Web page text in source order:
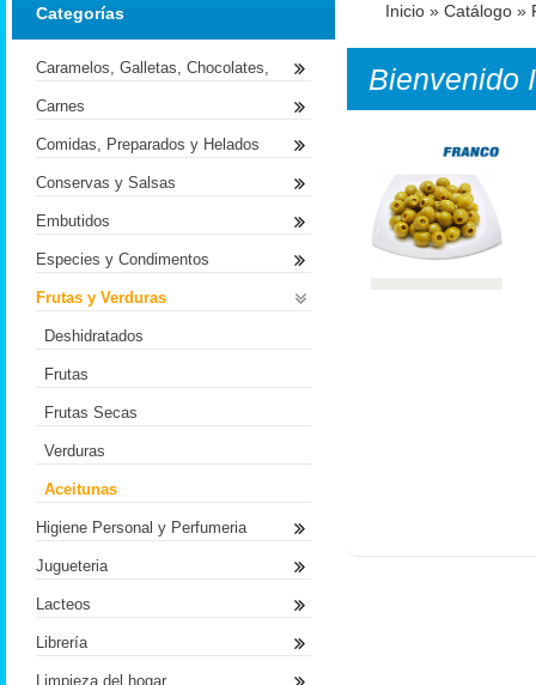
Inicio » Catálogo »
Bienvenido
Categorías
Caramelos, Galletas, Chocolates,
Carnes
Comidas, Preparados y Helados
Conservas y Salsas
Embutidos
Especies y Condimentos
Frutas y Verduras
Deshidratados
Frutas
Frutas Secas
Verduras
Aceitunas
Higiene Personal y Perfumeria
Jugueteria
Lacteos
Librería
Limpieza del hogar